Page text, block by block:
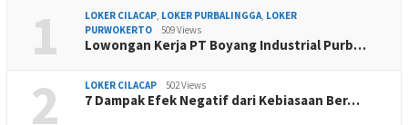
1 LOKER CILACAP, LOKER PURBALINGGA, LOKER
PURWOKERTO
509 Views
Lowongan Kerja PT Boyang Industrial Purb…
2 LOKER CILACAP 502 Views
7 Dampak Efek Negatif dari Kebiasaan Ber…